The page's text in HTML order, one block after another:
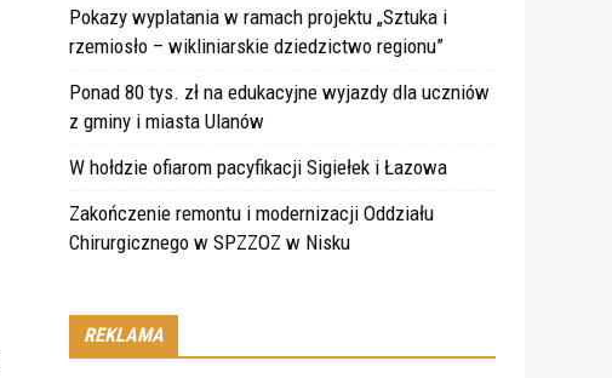
Pokazy wyplatania w ramach projektu „Sztuka i
rzemiosło – wikliniarskie dziedzictwo regionu”
Ponad 80 tys. zł na edukacyjne wyjazdy dla uczniów
z gminy i miasta Ulanów
W hołdzie ofiarom pacyfikacji Sigiełek i Łazowa
Zakończenie remontu i modernizacji Oddziału
Chirurgicznego w SPZZOZ w Nisku
REKLAMA